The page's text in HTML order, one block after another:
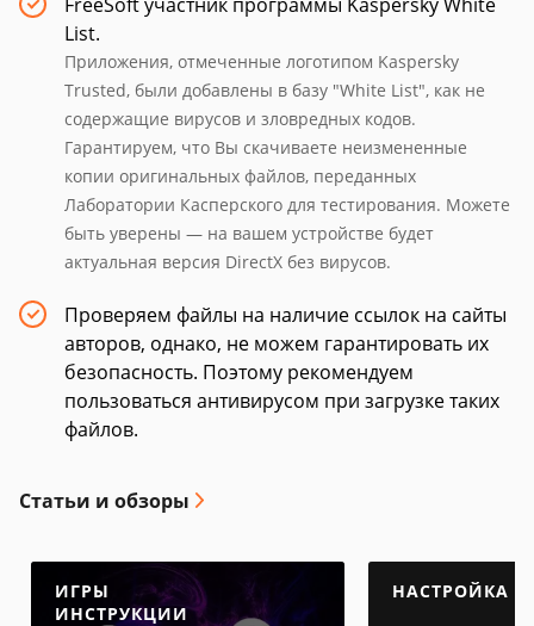
List.
Приложения, отмеченные логотипом Kaspersky
Trusted, были добавлены в базу "White List", как не
содержащие вирусов и зловредных кодов.
Гарантируем, что Вы скачиваете неизмененные
копии оригинальных файлов, переданных
Лаборатории Касперского для тестирования. Можете
быть уверены — на вашем устройстве будет
актуальная версия DirectX без вирусов.
Проверяем файлы на наличие ссылок на сайты
авторов, однако, не можем гарантировать их
безопасность. Поэтому рекомендуем
пользоваться антивирусом при загрузке таких
файлов.
Статьи и обзоры
ИГРЫ
ИНСТРУКЦИИ
НАСТРОЙКА